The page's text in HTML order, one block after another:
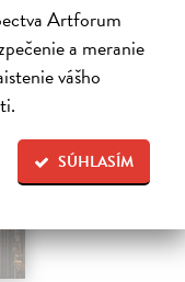
Artforum
a meranie
vášho
SÚHLASÍM
na sklade